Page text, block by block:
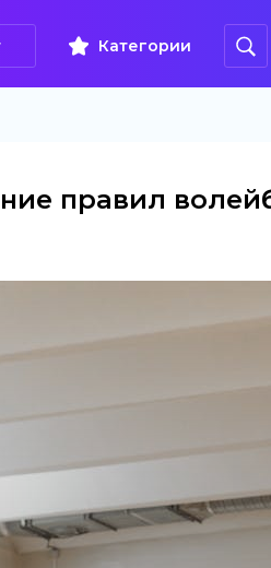
Категории
правил